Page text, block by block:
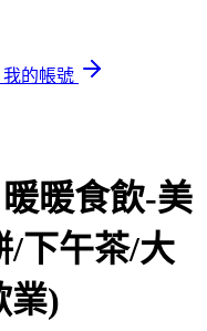
我的帳號
暖暖食飲-美
/下午茶/大
業)